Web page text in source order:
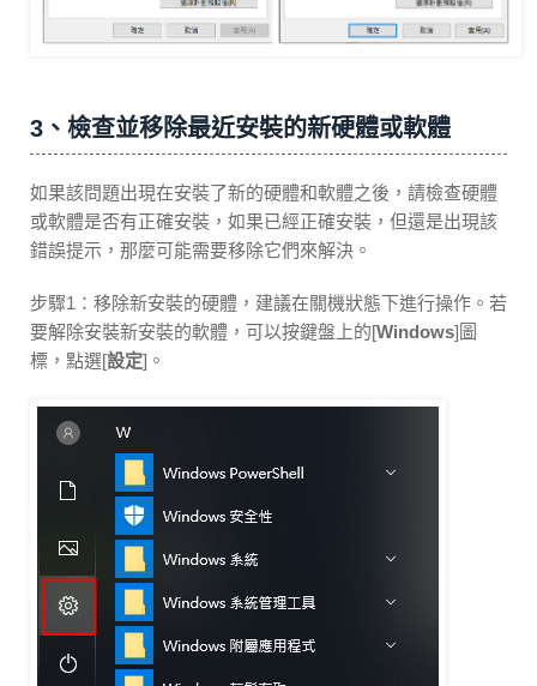
3、檢查並移除最近安裝的新硬體或軟體
如果該問題出現在安裝了新的硬體和軟體之後，請檢查硬體
或軟體是否有正確安裝，如果已經正確安裝，但還是出現該
錯誤提示，那麼可能需要移除它們來解決。
步驟1：移除新安裝的硬體，建議在關機狀態下進行操作。若
要解除安裝新安裝的軟體，可以按鍵盤上的[Windows]圖
標，點選[設定]。